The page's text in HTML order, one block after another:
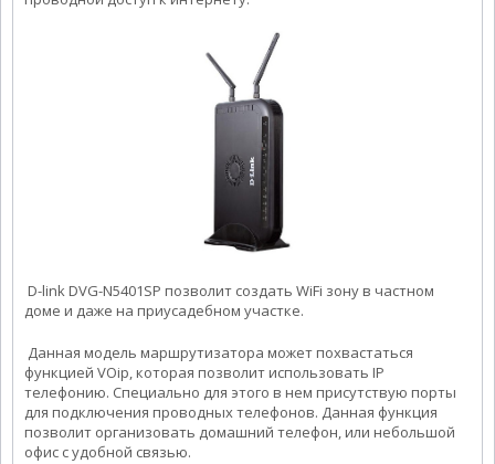
D-link DVG-N5401SP позволит создать WiFi зону в частном
доме и даже на приусадебном участке.
Данная модель маршрутизатора может похвастаться
функцией VOip, которая позволит использовать IP
телефонию. Специально для этого в нем присутствую порты
для подключения проводных телефонов. Данная функция
позволит организовать домашний телефон, или небольшой
офис с удобной связью.